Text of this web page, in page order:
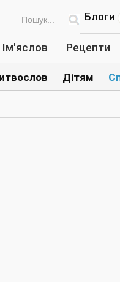
Блоги
Ім'яслов Рецепти
Дітям